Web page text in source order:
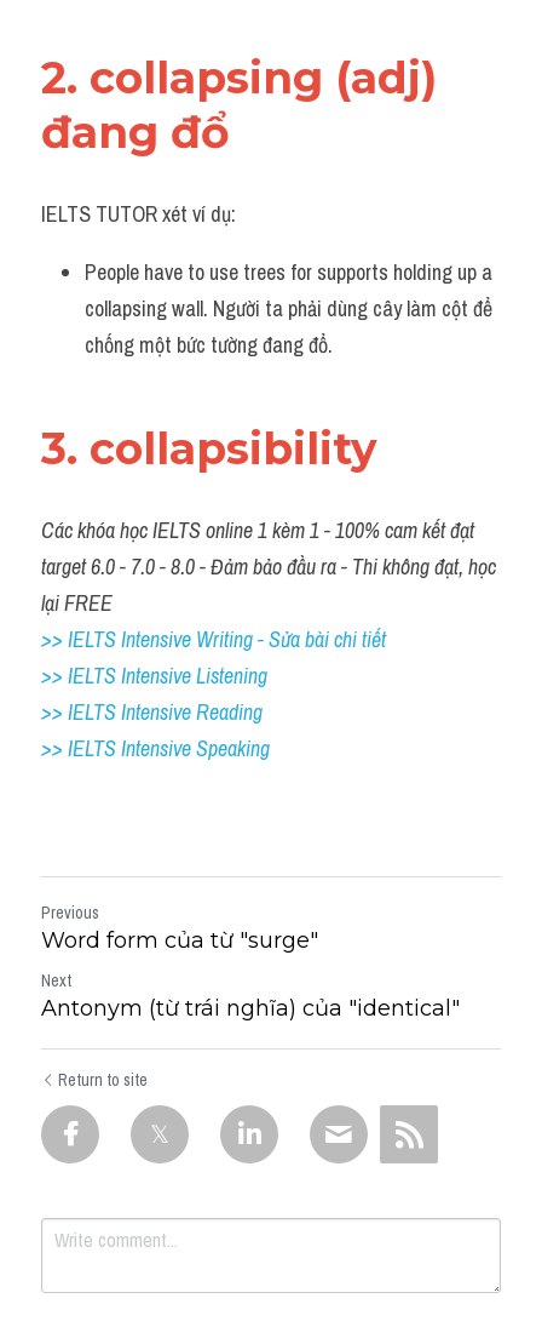
2. collapsing (adj)
đang đổ
IELTS TUTOR xét ví dụ:
People have to use trees for supports holding up a
collapsing wall. Người ta phải dùng cây làm cột để
chống một bức tường đang đổ.
3. collapsibility
Các khóa học IELTS online 1 kèm 1 - 100% cam kết đạt
target 6.0 - 7.0 - 8.0 - Đảm bảo đầu ra - Thi không đạt, học
lại FREE
>> IELTS Intensive Writing - Sửa bài chi tiết
>> IELTS Intensive Listening
>> IELTS Intensive Reading
>> IELTS Intensive Speaking
Previous
Word form của từ "surge"
Next
Antonym (từ trái nghĩa) của "identical"
Return to site